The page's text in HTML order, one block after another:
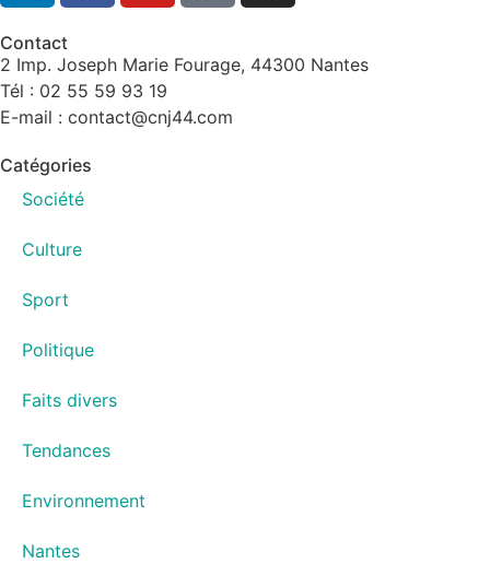
Contact
2 Imp. Joseph Marie Fourage, 44300 Nantes
Tél : 02 55 59 93 19
E-mail : contact@cnj44.com
Catégories
Société
Culture
Sport
Politique
Faits divers
Tendances
Environnement
Nantes